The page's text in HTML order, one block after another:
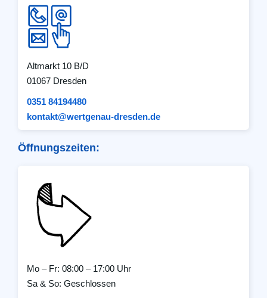
Altmarkt 10 B/D
01067 Dresden
0351 84194480
kontakt@wertgenau-dresden.de
Öffnungszeiten:
Mo – Fr: 08:00 – 17:00 Uhr
Sa & So: Geschlossen